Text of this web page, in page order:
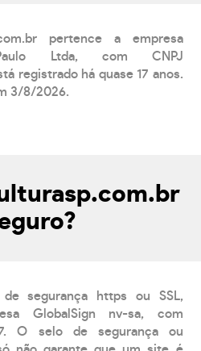
pertence a empresa
Ltda, com CNPJ
registrado há quase 17 anos.
3/8/2026.
segurança https ou SSL,
GlobalSign nv-sa, com
O selo de segurança ou